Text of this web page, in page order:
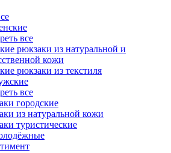
все
рюкзаки из натуральной и
кожи
рюкзаки из текстиля
все
городские
из натуральной кожи
туристические